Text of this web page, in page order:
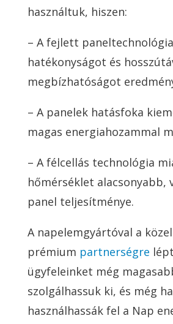
használtuk, hiszen:
– A fejlett
hatékonyságot és
megbízhatóságot
– A panelek hatásfoka
magas energiahozammal
– A félcellás technológia
hőmérséklet alacsonyabb,
panel teljesítménye.
A napelemgyártóval a
prémium partnerségre
ügyfeleinket még
szolgálhassuk ki, és még
használhassák fel a Nap